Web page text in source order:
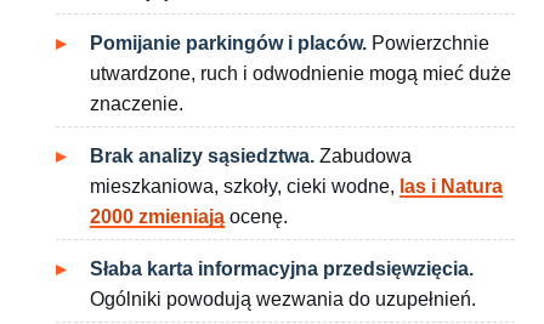
Pomijanie parkingów i placów. Powierzchnie
utwardzone, ruch i odwodnienie mogą mieć duże
znaczenie.
Brak analizy sąsiedztwa. Zabudowa
mieszkaniowa, szkoły, cieki wodne, las i Natura
2000 zmieniają ocenę.
Słaba karta informacyjna przedsięwzięcia.
Ogólniki powodują wezwania do uzupełnień.